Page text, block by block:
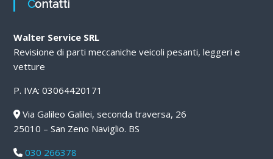
Contatti
Walter Service SRL
Revisione di parti meccaniche veicoli pesanti, leggeri e
vetture
P. IVA: 03064420171
Via Galileo Galilei, seconda traversa, 26
25010 – San Zeno Naviglio. BS
030 266378